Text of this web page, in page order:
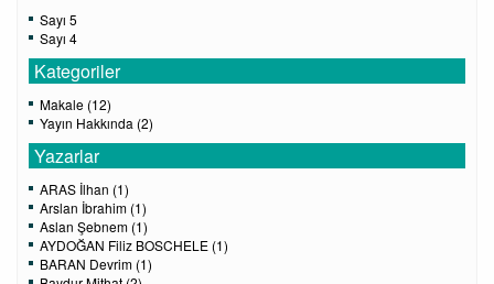
Sayı 5
Sayı 4
Kategoriler
Makale (12)
Yayın Hakkında (2)
Yazarlar
ARAS İlhan (1)
Arslan İbrahim (1)
Aslan Şebnem (1)
AYDOĞAN Filiz BOSCHELE (1)
BARAN Devrim (1)